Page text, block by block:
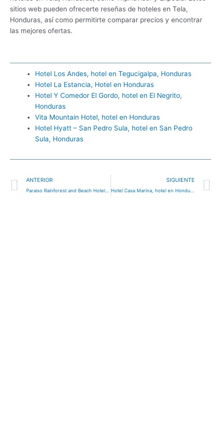
sitios web pueden ofrecerte reseñas de hoteles en Tela,
Honduras, así como permitirte comparar precios y encontrar
las mejores ofertas.
Hotel Los Andes, hotel en Tegucigalpa, Honduras
Hotel La Estancia, Hotel en Honduras
Hotel Y Comedor El Gordo, hotel en El Negrito,
Honduras
Vita Mountain Hotel, hotel en Honduras
Hotel Hyatt – San Pedro Sula, hotel en San Pedro
Sula, Honduras
Ant
ANTERIOR
Paraiso Rainforest and Beach Hotel, hotel en Tegucigalpa, Honduras
SIGUIENTE
Hotel Casa Marina, hotel en Honduras